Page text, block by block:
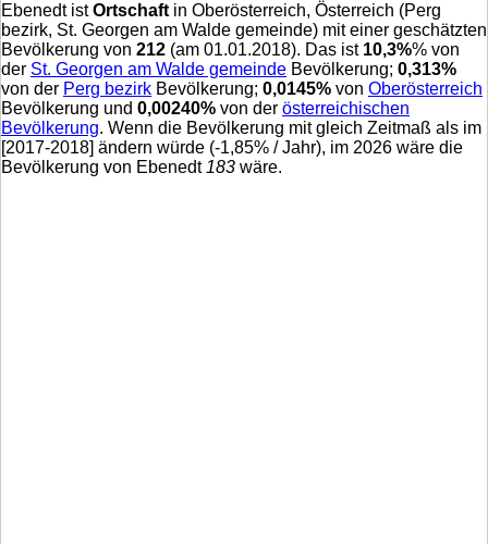
Ebenedt istOrtschaft in Oberösterreich, Österreich (Perg
bezirk, St. Georgen am Walde gemeinde) mit einer geschätzten
Bevölkerung von 212 (am 01.01.2018). Das ist 10,3%% von
der St. Georgen am Walde gemeinde Bevölkerung; 0,313%
von der Perg bezirk Bevölkerung; 0,0145% von Oberösterreich
Bevölkerung und 0,00240% von der österreichischen
Bevölkerung. Wenn die Bevölkerung mit gleich Zeitmaß als im
[2017-2018] ändern würde (-1,85% / Jahr), im 2026 wäre die
Bevölkerung von Ebenedt 183 wäre.